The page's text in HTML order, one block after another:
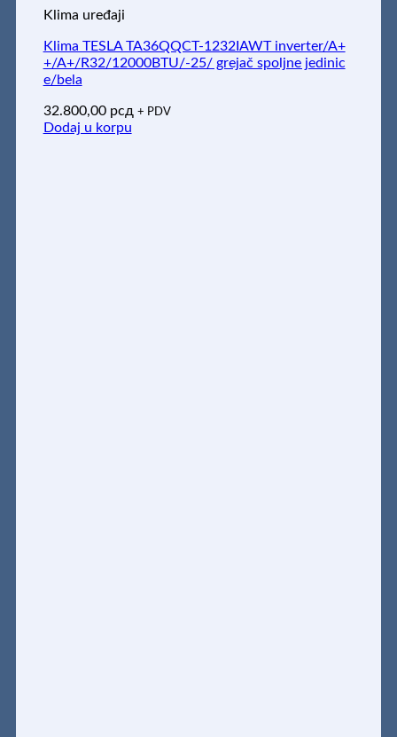
Klima uređaji
Klima TESLA TA36QQCT-1232IAWT inverter/A+
+/A+/R32/12000BTU/-25/ grejač spoljne jedinic
e/bela
32.800,00 рсд + PDV
Dodaj u korpu